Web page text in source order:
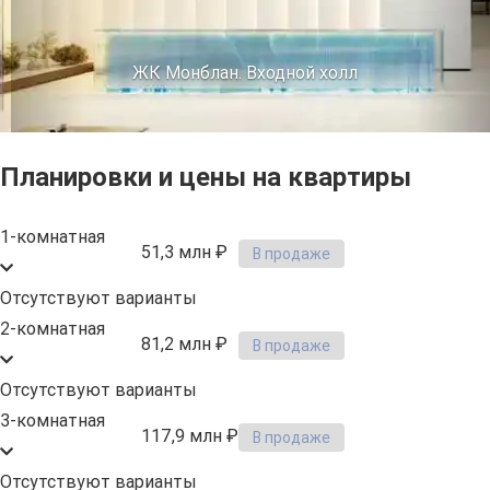
ЖК Монблан. Входной холл
Планировки и цены на квартиры
1-комнатная
51,3 млн ₽ В продаже
Отсутствуют варианты
2-комнатная
81,2 млн ₽ В продаже
Отсутствуют варианты
3-комнатная
117,9 млн ₽ В продаже
Отсутствуют варианты